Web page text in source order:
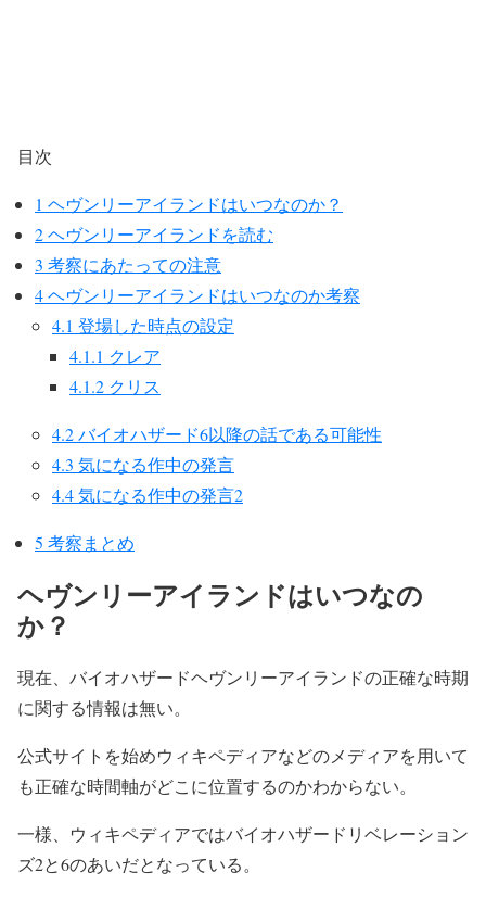
目次
1 ヘヴンリーアイランドはいつなのか？
2ヘヴンリーアイランドを読む
3 考察にあたっての注意
4ヘヴンリーアイランドはいつなのか考察
4.1 登場した時点の設定
4.1.1 クレア
4.1.2 クリス
4.2バイオハザード6以降の話である可能性
4.3 気になる作中の発言
4.4気になる作中の発言2
5 考察まとめ
ヘヴンリーアイランドはいつなの
か？
現在、バイオハザードヘヴンリーアイランドの正確な時期
に関する情報は無い。
公式サイトを始めウィキペディアなどのメディアを用いて
も正確な時間軸がどこに位置するのかわからない。
一様、ウィキペディアではバイオハザードリベレーション
ズ2と6のあいだとなっている。